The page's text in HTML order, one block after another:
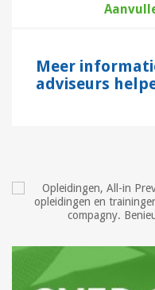
Meer
adviseurs